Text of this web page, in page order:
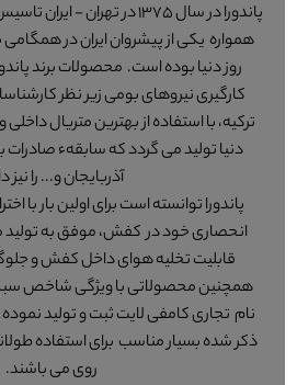
پاندورا در سال 1375 در تهران -
همواره یکی از پیشروان ایران در همگامی
روز دنیا بوده است. محصولات برند
کارگیری نیروهای بومی زیر نظر
ترکیه، با استفاده از بهترین متریال داخلی
دنیا تولید می گردد که سابقهء صادرات به
آذربایجان و... را نیز
پاندورا توانسته است برای اولین بار با
انحصاری خود در کفش، موفق به تولید
قابلیت تخلیه هوای داخل کفش و
همچنین محصولاتی با ویژگی شاخص
نام تجاری کامفی لایت ثبت و تولید نموده
ذکر شده بسیار مناسب برای استفاده
روی می باشند.